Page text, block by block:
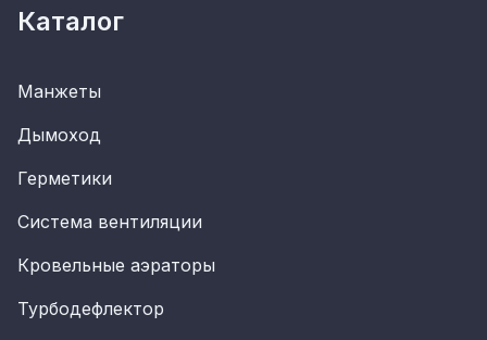
Каталог
Манжеты
Дымоход
Герметики
Система вентиляции
Кровельные аэраторы
Турбодефлектор